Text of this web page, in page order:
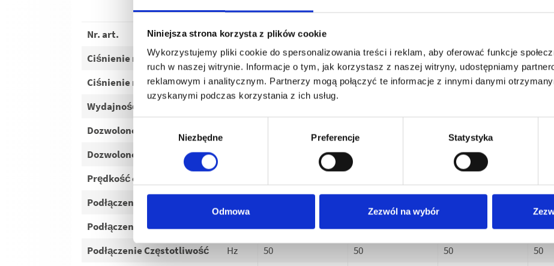
Niniejsza strona korzysta z plików cookie
Wykorzystujemy pliki cookie do spersonalizowania treści i reklam, aby oferować funkcje
ruch w naszej witrynie. Informacje o tym, jak korzystasz z naszej witryny, udostępniamy
reklamowym i analitycznym. Partnerzy mogą połączyć te informacje z innymi danymi
uzyskanymi podczas korzystania z ich usług.
Niezbędne Preferencje Statystyka
Odmowa Zezwól na wybór
K 2160 TS K 2160 TST K 2160 TST NoM K
Nr. art.
604010
Ciśnienie robocze
bar 30-140 30-140 30-140 30-
Ciśnienie robocze
MPa 3-14 3-14 3-14 3-17
Wydajność wody
Dozwolone nadciśnienie
Dozwolone nadciśnienie
Prędkość obrotowa napędu
Podłączenie Napięcie
Podłączenie Faza
~ 1 1 1 1
Podłączenie Częstotliwość
Hz 50 50 50 50